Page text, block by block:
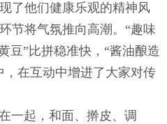
了他们健康乐观的精神风
节将气氛推向高潮。“趣味
豆”比拼稳准快，“酱油酿造
在互动中增进了大家对传
起，和面、擀皮、调